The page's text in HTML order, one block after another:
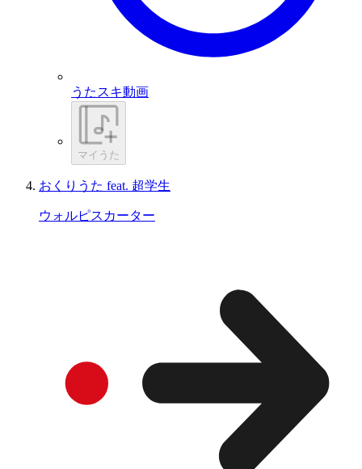
うたスキ動画
マイうた
おくりうた feat. 超学生
ウォルピスカーター